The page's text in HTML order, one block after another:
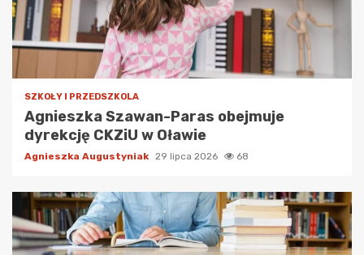
SZKOŁY I PRZEDSZKOLA
Agnieszka Szawan-Paras obejmuje
dyrekcję CKZiU w Oławie
Agnieszka Augustyniak 29 lipca 2026 68